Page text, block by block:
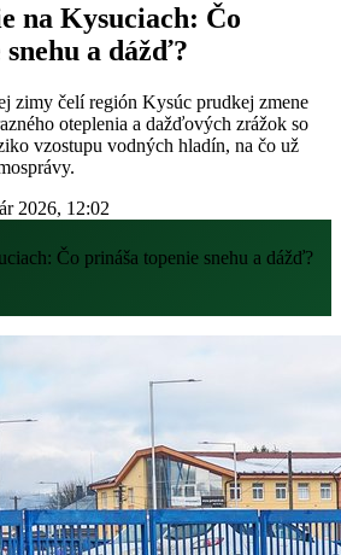
na Kysuciach: Čo
a dážď?
zimy čelí región Kysúc prudkej zmene
oteplenia a dažďových zrážok so
vzostupu vodných hladín, na čo už
2026, 12:02
Čo prináša topenie snehu a dážď?